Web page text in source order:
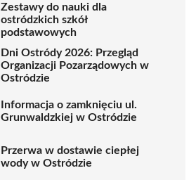
Zestawy do nauki dla
ostródzkich szkół
podstawowych
Dni Ostródy 2026: Przegląd
Organizacji Pozarządowych w
Ostródzie
Informacja o zamknięciu ul.
Grunwaldzkiej w Ostródzie
Przerwa w dostawie ciepłej
wody w Ostródzie